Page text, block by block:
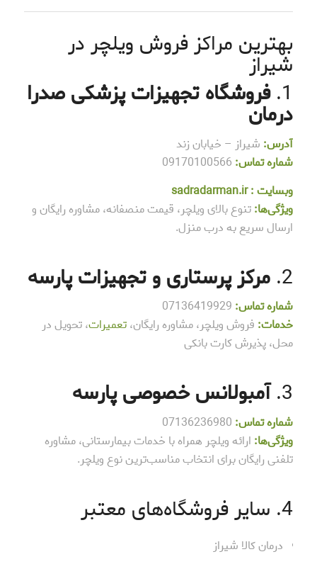
بهترین مراکز فروش ویلچر در
شیراز
1. فروشگاه تجهیزات پزشکی صدرا
درمان
آدرس: شیراز – خیابان زند
شماره تماس:
وبسایت :sadradarman.ir
ویژگی‌ها:تنوع بالای ویلچر، قیمت منصفانه، مشاوره رایگان و
ارسال سریع به درب منزل.
2. مرکز پرستاری و تجهیزات پارسه
شماره تماس:
خدمات: فروش ویلچر، مشاوره رایگان،تعمیرات، تحویل در
محل، پذیرش کارت بانکی
3. آمبولانس خصوصی پارسه
شماره تماس:
ویژگی‌ها: ارائه ویلچر همراه با خدمات بیمارستانی، مشاوره
تلفنی رایگان برای انتخاب مناسب‌ترین نوع ویلچر.
4. سایر فروشگاه‌های معتبر
درمان کالا شیراز